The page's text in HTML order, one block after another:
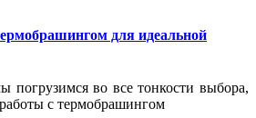
для идеальной
погрузимся во все тонкости выбора,
с термобрашингом